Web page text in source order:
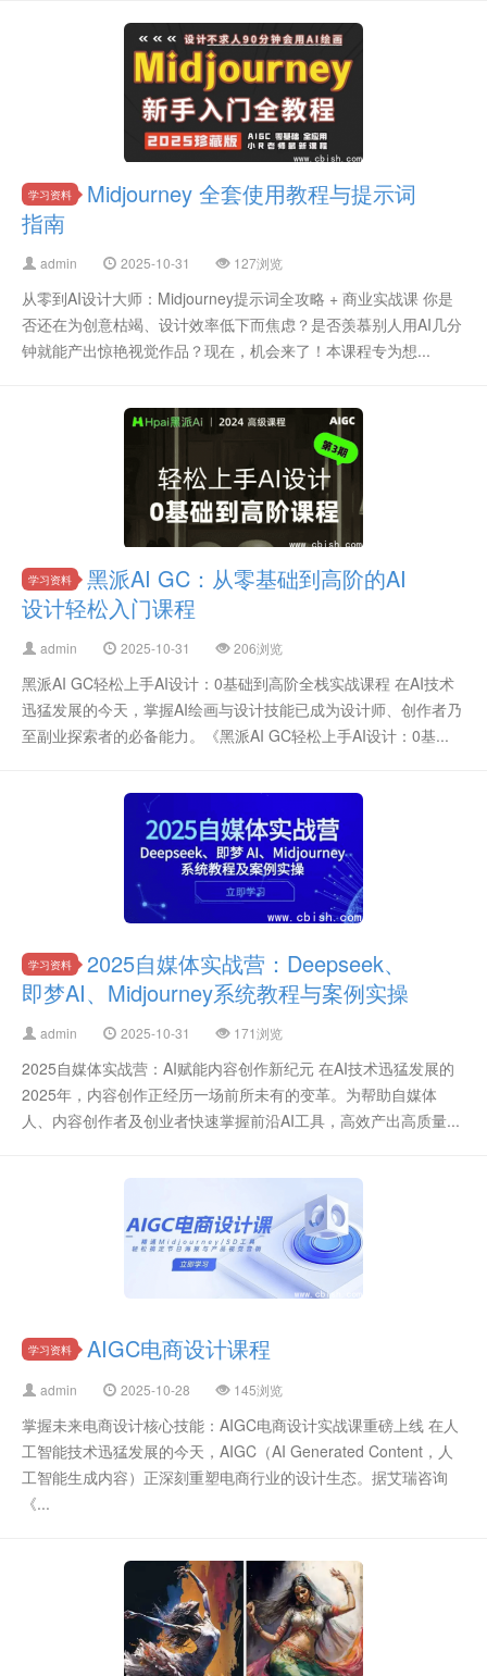
学习资料
Midjourney 全套使用教程与提示词
指南
admin 2025-10-31 127浏览
从零到AI设计大师：Midjourney提示词全攻略 + 商业实战课 你是
否还在为创意枯竭、设计效率低下而焦虑？是否羡慕别人用AI几分
钟就能产出惊艳视觉作品？现在，机会来了！本课程专为想...
学习资料
黑派AI GC：从零基础到高阶的AI
设计轻松入门课程
admin 2025-10-31 206浏览
黑派AI GC轻松上手AI设计：0基础到高阶全栈实战课程 在AI技术
迅猛发展的今天，掌握AI绘画与设计技能已成为设计师、创作者乃
至副业探索者的必备能力。《黑派AI GC轻松上手AI设计：0基...
学习资料
2025自媒体实战营：Deepseek、
即梦AI、Midjourney系统教程与案例实操
admin 2025-10-31 171浏览
2025自媒体实战营：AI赋能内容创作新纪元 在AI技术迅猛发展的
2025年，内容创作正经历一场前所未有的变革。为帮助自媒体
人、内容创作者及创业者快速掌握前沿AI工具，高效产出高质量...
学习资料 AIGC电商设计课程
admin 2025-10-28 145浏览
掌握未来电商设计核心技能：AIGC电商设计实战课重磅上线 在人
工智能技术迅猛发展的今天，AIGC（AI Generated Content，人
工智能生成内容）正深刻重塑电商行业的设计生态。据艾瑞咨询
《...